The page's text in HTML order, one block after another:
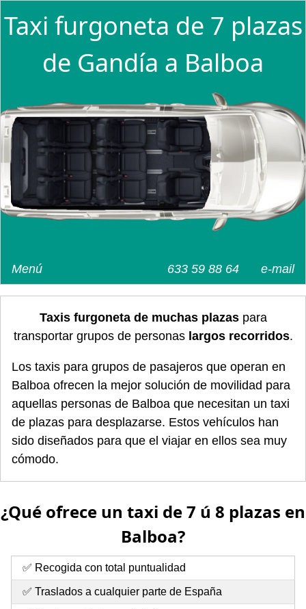
Taxi furgoneta de 7 plazas
de Gandía a Balboa
e-mail
633 59 88 64
Menú
Taxis furgoneta de muchas plazaspara
transportar grupos de personas largos recorridos.
Los taxis para grupos de pasajeros que operan en
Balboa ofrecen la mejor solución de movilidad para
aquellas personas de Balboa que necesitan un taxi
de plazas para desplazarse. Estos vehículos han
sido diseñados para que el viajar en ellos sea muy
cómodo.
¿Qué ofrece un taxi de 7 ú 8 plazas en
Balboa?
✅ Recogida con total puntualidad
✅ Traslados a cualquier parte de España